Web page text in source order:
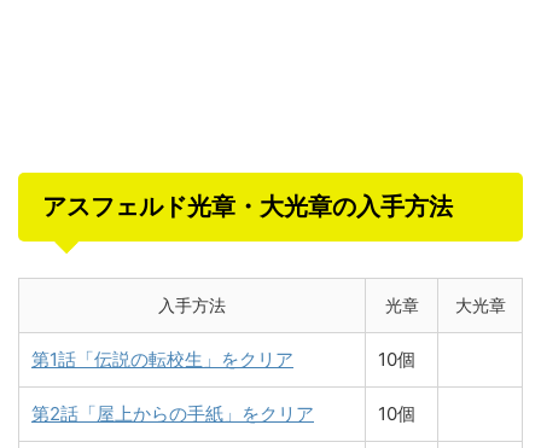
アスフェルド光章・大光章の入手方法
入手方法 光章 大光章
第1話「伝説の転校生」をクリア 10個
第2話「屋上からの手紙」をクリア 10個